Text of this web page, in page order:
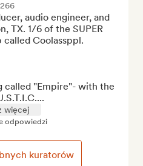
266
audio engineer, and
TX. 1/6 of the SUPER
called Coolassppl.
called "Empire"- with the
więcej
odpowiedzi
kuratorów